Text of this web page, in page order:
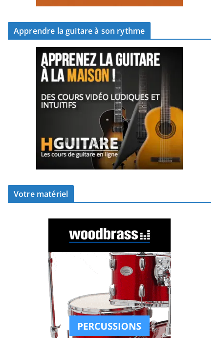
Apprendre la guitare à son rythme
Votre matériel